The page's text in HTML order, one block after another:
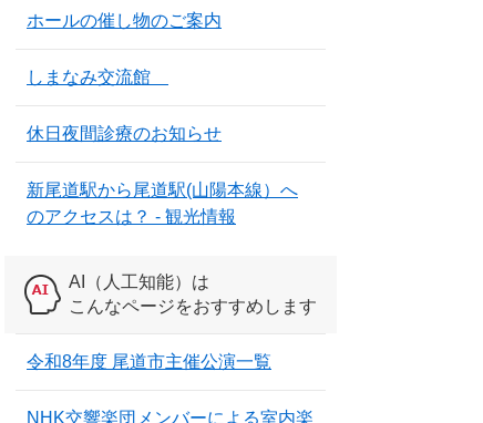
ホールの催し物のご案内
しまなみ交流館
休日夜間診療のお知らせ
新尾道駅から尾道駅(山陽本線）へ
のアクセスは？ - 観光情報
AI（人工知能）は
こんなページをおすすめします
令和8年度 尾道市主催公演一覧
NHK交響楽団メンバーによる室内楽